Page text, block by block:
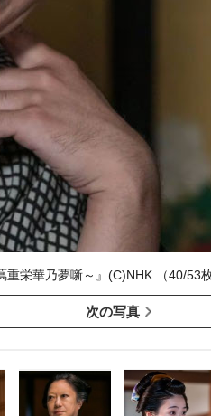
栄華乃夢噺～』(C)NHK （40/53枚
次の写真